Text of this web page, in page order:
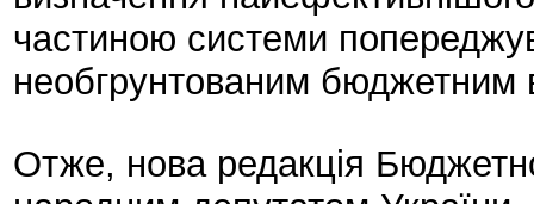
частиною системи
необгрунтованим бюджетним
Отже, нова редакція